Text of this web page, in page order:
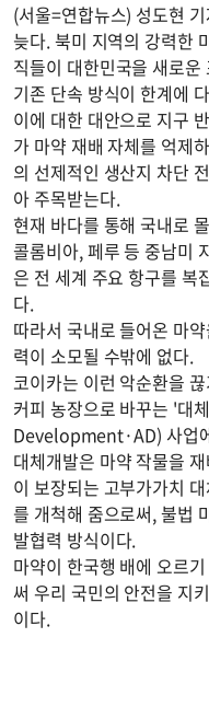
(서울=연합뉴스) 성도현
늦다. 북미 지역의 강력한
직들이 대한민국을 새로
기존 단속 방식이 한계에
이에 대한 대안으로 지구
가 마약 재배 자체를 억제
의 선제적인 생산지 차단
아 주목받는다.
현재 바다를 통해 국내로
콜롬비아, 페루 등 중남미
은 전 세계 주요 항구를 복
다.
따라서 국내로 들어온 마
력이 소모될 수밖에 없다.
코이카는 이런 악순환을
커피 농장으로 바꾸는 '
Development·AD) 사업
대체개발은 마약 작물을
이 보장되는 고부가가치
를 개척해 줌으로써, 불법
발협력 방식이다.
마약이 한국행 배에 오르
써 우리 국민의 안전을 지
이다.